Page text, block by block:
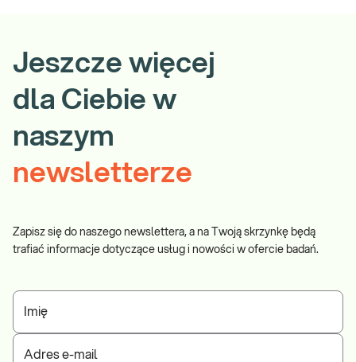
Jeszcze więcej
dla Ciebie w
naszym
newsletterze
Zapisz się do naszego newslettera, a na Twoją skrzynkę będą
trafiać informacje dotyczące usług i nowości w ofercie badań.
Imię
Adres e-mail